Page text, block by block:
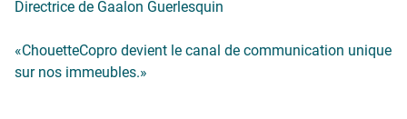
Directrice de Gaalon Guerlesquin
«ChouetteCopro devient le canal de communication unique
sur nos immeubles.»